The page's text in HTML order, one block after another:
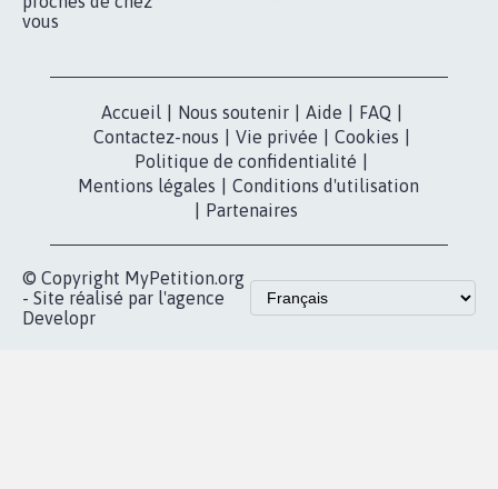
vous
Accueil Nous soutenir Aide FAQ
Contactez-nous
Vie privée Cookies
Politique de confidentialité
Mentions légales
Conditions d'utilisation
Partenaires
© Copyright MyPetition.org
- Site réalisé par l'agence
Developr